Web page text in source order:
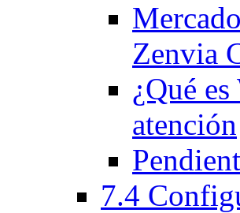
Zenvia
¿Qué
atención
7.4